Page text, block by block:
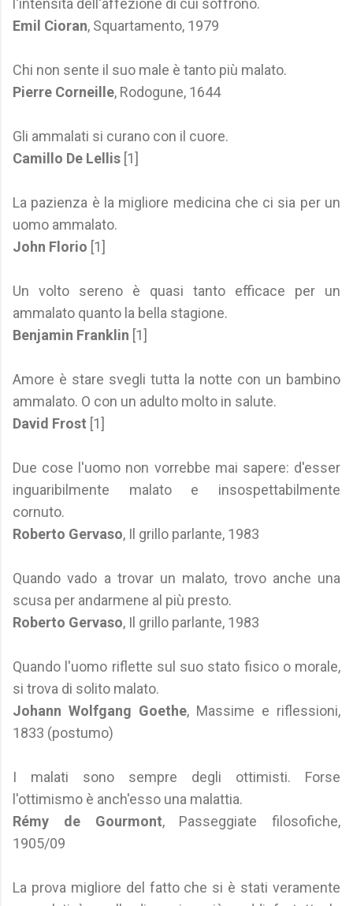
l'intensità dell'affezione di cui soffrono.
Emil Cioran, Squartamento, 1979
Chi non sente il suo male è tanto più malato.
Pierre Corneille, Rodogune, 1644
Gli ammalati si curano con il cuore.
Camillo De Lellis [1]
La pazienza è la migliore medicina che ci sia per un
uomo ammalato.
John Florio [1]
Un volto sereno è quasi tanto efficace per un
ammalato quanto la bella stagione.
Benjamin Franklin [1]
Amore è stare svegli tutta la notte con un bambino
ammalato. O con un adulto molto in salute.
David Frost [1]
Due cose l'uomo non vorrebbe mai sapere: d'esser
inguaribilmente malato e insospettabilmente
cornuto.
Roberto Gervaso, Il grillo parlante, 1983
Quando vado a trovar un malato, trovo anche una
scusa per andarmene al più presto.
Roberto Gervaso, Il grillo parlante, 1983
Quando l'uomo riflette sul suo stato fisico o morale,
si trova di solito malato.
Johann Wolfgang Goethe, Massime e riflessioni,
1833 (postumo)
I malati sono sempre degli ottimisti. Forse
l'ottimismo è anch'esso una malattia.
Rémy de Gourmont, Passeggiate filosofiche,
1905/09
La prova migliore del fatto che si è stati veramente